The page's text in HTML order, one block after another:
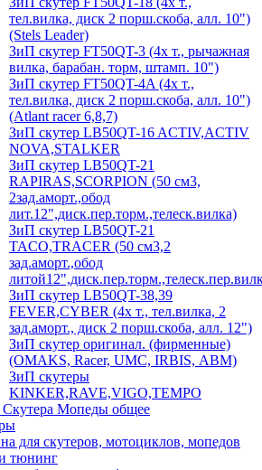
тел.вилка, диск 2 порш.скоба, алл. 10")
(Stels Leader)
ЗиП скутер FT50QT-3 (4х т., рычажная
вилка, барабан. торм, штамп. 10")
ЗиП скутер FT50QT-4A (4х т.,
тел.вилка, диск 2 порш.скоба, алл. 10")
(Atlant racer 6,8,7)
ЗиП скутер LB50QT-16 ACTIV,ACTIV
NOVA,STALKER
ЗиП скутер LB50QT-21
RAPIRAS,SCORPION (50 см3,
2зад.аморт.,обод
лит.12",диск.пер.торм.,телеск.вилка)
ЗиП скутер LB50QT-21
TACO,TRACER (50 см3,2
зад.аморт.,обод
ЗиП скутер LB50QT-38,39
FEVER,CYBER (4х т., тел.вилка, 2
зад.аморт., диск 2 порш.скоба, алл. 12")
ЗиП скутер оригинал. (фирменные)
(OMAKS, Racer, UMC, IRBIS, АВМ)
ЗиП скутеры
KINKER,RAVE,VIGO,TEMPO
Мопеды общее
для скутеров, мотоциклов, мопедов
тюнинг